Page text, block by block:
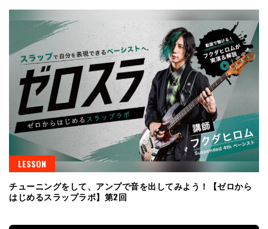
LESSON
チューニングをして、アンプで音を出してみよう！【ゼロから
はじめるスラップラボ】第2回